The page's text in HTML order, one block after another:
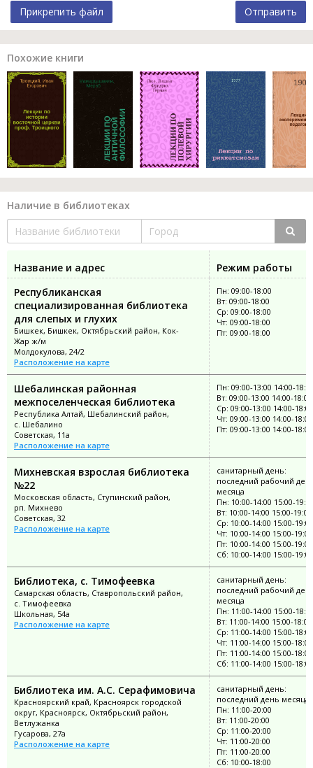
Прикрепить файл Отправить
Похожие книги
Наличие в библиотеках
Название и адрес
Режим работы
Республиканская
специализированная библиотека
для слепых и глухих
Бишкек, Бишкек, Октябрьский район, Кок-
Жар ж/м
Молдокулова, 24/2
Расположение на карте
Пн: 09:00-18:00
Вт: 09:00-18:00
Ср: 09:00-18:00
Чт: 09:00-18:00
Пт: 09:00-18:00
Шебалинская районная
межпоселенческая библиотека
Республика Алтай, Шебалинский район,
с. Шебалино
Советская, 11а
Расположение на карте
Пн: 09:00-13:00 14:00-
Вт: 09:00-13:00 14:00-18:00
Ср: 09:00-13:00 14:00-18:00
Чт: 09:00-13:00 14:00-18:00
Пт: 09:00-13:00 14:00-18:00
Михневская взрослая библиотека
№22
Московская область, Ступинский район,
рп. Михнево
Советская, 32
Расположение на карте
санитарный день:
последний рабочий
месяца
Пн: 10:00-14:00 15:00-
Вт: 10:00-14:00 15:00-19:00
Ср: 10:00-14:00 15:00-19:00
Чт: 10:00-14:00 15:00-19:00
Пт: 10:00-14:00 15:00-19:00
Сб: 10:00-14:00 15:00-19:00
Библиотека, с. Тимофеевка
Самарская область, Ставропольский район,
с. Тимофеевка
Школьная, 54а
Расположение на карте
санитарный день:
последний рабочий
месяца
Пн: 11:00-14:00 15:00-
Вт: 11:00-14:00 15:00-18:00
Ср: 11:00-14:00 15:00-18:00
Чт: 11:00-14:00 15:00-18:00
Пт: 11:00-14:00 15:00-18:00
Сб: 11:00-14:00 15:00-18:00
Библиотека им. А.С. Серафимовича
Красноярский край, Красноярск городской
округ, Красноярск, Октябрьский район,
Ветлужанка
Гусарова, 27а
Расположение на карте
санитарный день:
последний день месяца
Пн: 11:00-20:00
Вт: 11:00-20:00
Ср: 11:00-20:00
Чт: 11:00-20:00
Пт: 11:00-20:00
Сб: 10:00-18:00